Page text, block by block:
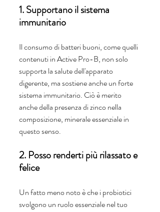
1. Supportano il sistema
immunitario
Il consumo di batteri buoni, come quelli
contenuti in Active Pro-B, non solo
supporta la salute dell'apparato
digerente, ma sostiene anche un forte
sistema immunitario. Ciò è merito
anche della presenza di zinco nella
composizione, minerale essenziale in
questo senso.
2. Posso renderti più rilassato e
felice
Un fatto meno noto è che i probiotici
svolgono un ruolo essenziale nel tuo